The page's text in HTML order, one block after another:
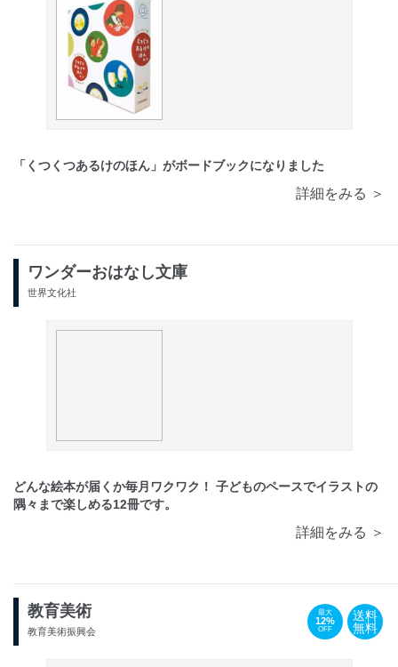
「くつくつあるけのほん」がボードブックになりました
詳細をみる ＞
ワンダーおはなし文庫
世界文化社
どんな絵本が届くか毎月ワクワク！ 子どものペースでイラストの
教育美術 最大
12%
送料
無料